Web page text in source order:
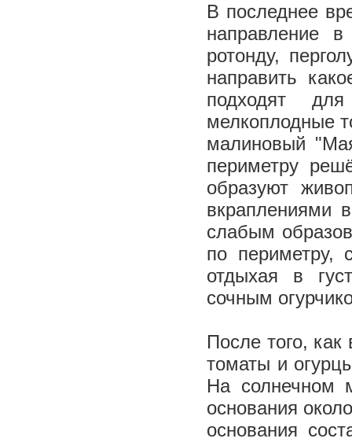
В последнее
направление в
ротонду,
направить
подходят
мелкоплодные
малиновый
периметру
образуют
вкраплениями
слабым
по
отдыхая в
сочным
После того,
томаты и
На солнечном
основания
основания